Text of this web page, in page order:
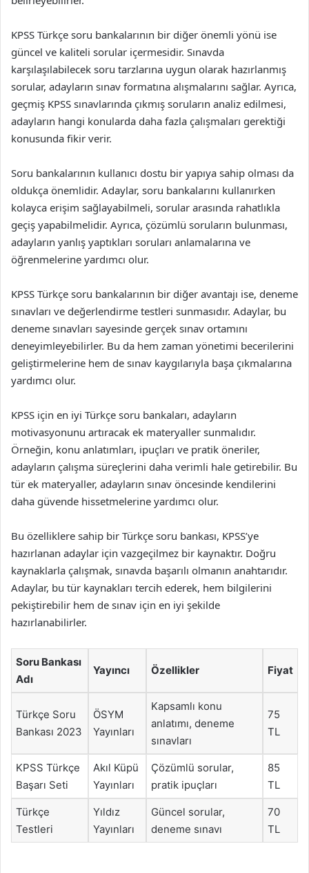
KPSS Türkçe soru bankalarının bir diğer önemli yönü ise
güncel ve kaliteli sorular içermesidir. Sınavda
karşılaşılabilecek soru tarzlarına uygun olarak hazırlanmış
sorular, adayların sınav formatına alışmalarını sağlar. Ayrıca,
geçmiş KPSS sınavlarında çıkmış soruların analiz edilmesi,
adayların hangi konularda daha fazla çalışmaları gerektiği
konusunda fikir verir.
Soru bankalarının kullanıcı dostu bir yapıya sahip olması da
oldukça önemlidir. Adaylar, soru bankalarını kullanırken
kolayca erişim sağlayabilmeli, sorular arasında rahatlıkla
geçiş yapabilmelidir. Ayrıca, çözümlü soruların bulunması,
adayların yanlış yaptıkları soruları anlamalarına ve
öğrenmelerine yardımcı olur.
KPSS Türkçe soru bankalarının bir diğer avantajı ise, deneme
sınavları ve değerlendirme testleri sunmasıdır. Adaylar, bu
deneme sınavları sayesinde gerçek sınav ortamını
deneyimleyebilirler. Bu da hem zaman yönetimi becerilerini
geliştirmelerine hem de sınav kaygılarıyla başa çıkmalarına
yardımcı olur.
KPSS için en iyi Türkçe soru bankaları, adayların
motivasyonunu artıracak ek materyaller sunmalıdır.
Örneğin, konu anlatımları, ipuçları ve pratik öneriler,
adayların çalışma süreçlerini daha verimli hale getirebilir. Bu
tür ek materyaller, adayların sınav öncesinde kendilerini
daha güvende hissetmelerine yardımcı olur.
Bu özelliklere sahip bir Türkçe soru bankası, KPSS’ye
hazırlanan adaylar için vazgeçilmez bir kaynaktır. Doğru
kaynaklarla çalışmak, sınavda başarılı olmanın anahtarıdır.
Adaylar, bu tür kaynakları tercih ederek, hem bilgilerini
pekiştirebilir hem de sınav için en iyi şekilde
hazırlanabilirler.
Soru Bankası
Adı
Yayıncı Özellikler Fiyat
Türkçe Soru
Bankası 2023
ÖSYM
Yayınları
Kapsamlı konu
anlatımı, deneme
sınavları
75
TL
KPSS Türkçe
Başarı Seti
Akıl Küpü
Yayınları
Çözümlü sorular,
pratik ipuçları
85
TL
Türkçe
Testleri
Yıldız
Yayınları
Güncel sorular,
deneme sınavı
70
TL